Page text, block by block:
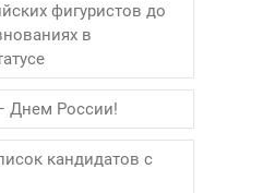
фигуристов до
в
Днем России!
кандидатов с